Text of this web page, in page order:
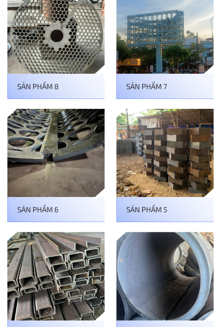
SẢN PHẨM 8 SẢN PHẨM 7
SẢN PHẨM 6 SẢN PHẨM 5